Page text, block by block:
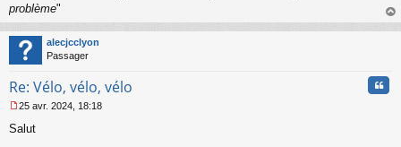
problème"
au
alecjcclyon
Passager
Re: Vélo, vélo, vélo
e
25 avr. 2024, 18:18
Salut